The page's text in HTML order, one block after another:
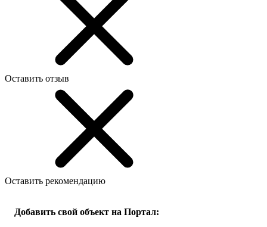
Оставить отзыв
Оставить рекомендацию
Добавить свой объект на Портал: